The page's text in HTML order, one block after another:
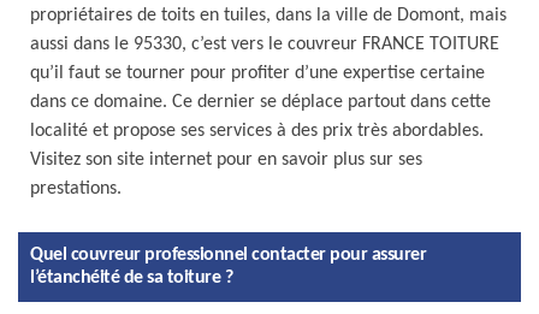
propriétaires de toits en tuiles, dans la ville de Domont, mais
aussi dans le 95330, c’est vers le couvreur FRANCE TOITURE
qu’il faut se tourner pour profiter d’une expertise certaine
dans ce domaine. Ce dernier se déplace partout dans cette
localité et propose ses services à des prix très abordables.
Visitez son site internet pour en savoir plus sur ses
prestations.
Quel couvreur professionnel contacter pour assurer
l’étanchéité de sa toiture ?